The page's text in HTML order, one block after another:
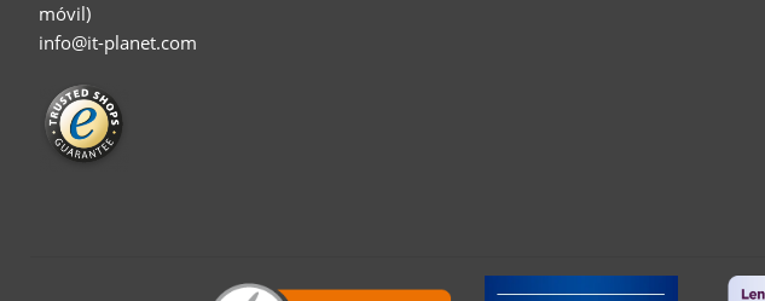
móvil)
info@it-planet.com